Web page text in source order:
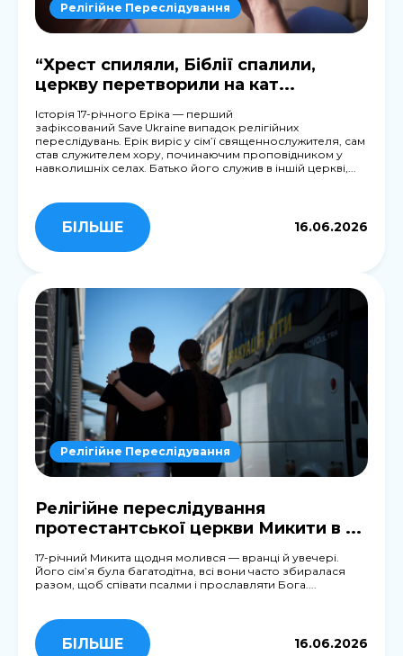
Релігійне Переслідування
“Хрест спиляли, Біблії спалили,
церкву перетворили на кат...
Історія 17-річного Еріка — перший
зафіксований Save Ukraine випадок релігійних
переслідувань. Ерік виріс у сім’ї священнослужителя, сам
став служителем хору, починаючим проповідником у
навколишніх селах. Батько його служив в іншій церкві,...
БІЛЬШЕ 16.06.2026
Релігійне Переслідування
Релігійне переслідування
протестантської церкви Микити в ...
17-річний Микита щодня молився — вранці й увечері.
Його сім’я була багатодітна, всі вони часто збиралася
разом, щоб співати псалми і прославляти Бога....
БІЛЬШЕ 16.06.2026